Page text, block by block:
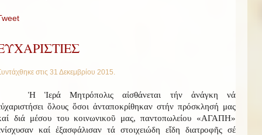
στις 31 Δεκεμβρίου 2015.
Ἡ Ἱερά Μητρόπολις αἰσθάνεται τήν ἀνάγκη νά
ὅλους ὅσοι ἀνταποκρίθηκαν στήν πρόσκλησή μας
διά μέσου του κοινωνικοῦ μας, παντοπωλείου «ΑΓΑΠΗ»
καί ἐξασφάλισαν τά στοιχειώδη εἴδη διατροφῆς σέ